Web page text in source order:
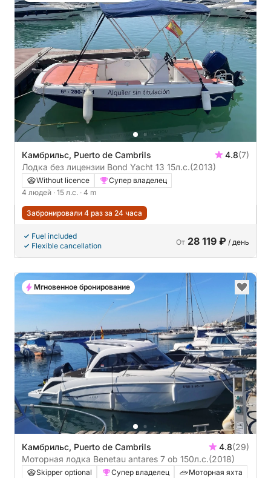
Камбрильс, Puerto de Cambrils 4.8(7)
Лодка без лицензии Bond Yacht 13 15л.с.(2013)
Without licence
Супер владелец
4 людей · 15 л.с. · 4 m
Забронировали 4 раз за 24 часа
Fuel included
Flexible cancellation
От 28 119 ₽ / день
Камбрильс, Puerto de Cambrils 4.8(29)
Моторная лодка Benetau antares 7 ob 150л.с.(2018)
Skipper optional Супер владелец
Моторная яхта
Мгновенное бронирование